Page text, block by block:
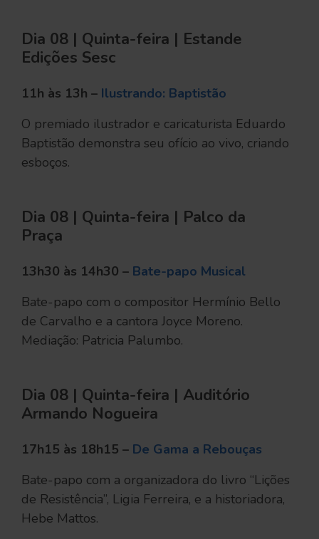
Dia 08 | Quinta-feira | Estande
Edições Sesc
11h às 13h – Ilustrando: Baptistão
O premiado ilustrador e caricaturista Eduardo
Baptistão demonstra seu ofício ao vivo, criando
esboços.
Dia 08 | Quinta-feira | Palco da
Praça
13h30 às 14h30 – Bate-papo Musical
Bate-papo com o compositor Hermínio Bello
de Carvalho e a cantora Joyce Moreno.
Mediação: Patricia Palumbo.
Dia 08 | Quinta-feira | Auditório
Armando Nogueira
17h15 às 18h15 – De Gama a Rebouças
Bate-papo com a organizadora do livro “Lições
de Resistência”, Ligia Ferreira, e a historiadora,
Hebe Mattos.